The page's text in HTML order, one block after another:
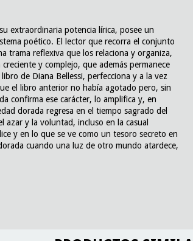
extraordinaria potencia lírica, posee un
poético. El lector que recorra el conjunto
trama reflexiva que los relaciona y organiza,
y complejo, que además permanece
de Diana Bellessi, perfecciona y a la vez
el libro anterior no había agotado pero, sin
confirma ese carácter, lo amplifica y, en
dorada regresa en el tiempo sagrado del
y la voluntad, incluso en la casual
y en lo que se ve como un tesoro secreto en
cuando una luz de otro mundo atardece,